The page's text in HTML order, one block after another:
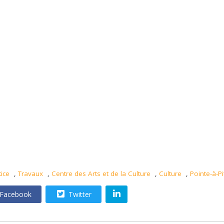
,Travaux , Centre des Arts et de la Culture , Culture , Pointe-à-
Twitter